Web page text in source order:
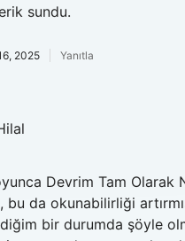
sundu.
2025 Yanıtla
Devrim Tam Olarak
bu da okunabilirliği
bir durumda şöyle